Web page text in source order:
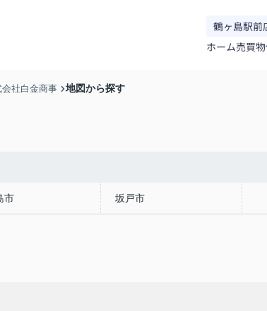
鶴ヶ島駅前
ホーム売買
社白金商事 地図から探す
市 坂戸市